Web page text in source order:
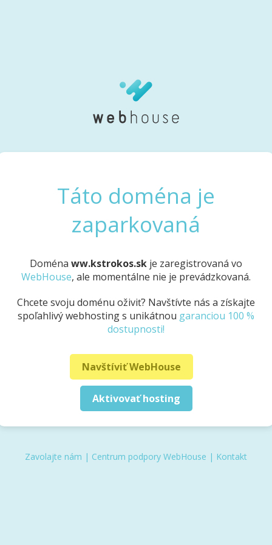
Táto doména je
zaparkovaná
Doména ww.kstrokos.sk je zaregistrovaná vo
WebHouse, ale momentálne nie je prevádzkovaná.
Chcete svoju doménu oživiť? Navštívte nás a získajte
spoľahlivý webhosting s unikátnou garanciou 100 %
dostupnosti!
Navštíviť WebHouse
Aktivovať hosting
Zavolajte nám | Centrum podpory WebHouse | Kontakt